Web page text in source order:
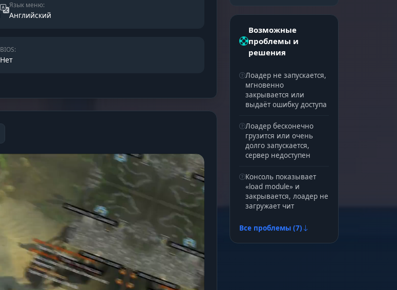
Язык меню:
Английский
BIOS:
Нет
Возможные
проблемы и
решения
Лоадер не запускается,
мгновенно
закрывается или
выдаёт ошибку доступа
Лоадер бесконечно
грузится или очень
долго запускается,
сервер недоступен
Консоль показывает
«load module» и
закрывается, лоадер не
загружает чит
Все проблемы (7)